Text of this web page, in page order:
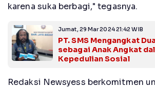
karena suka berbagi," tegasnya.
Jumat, 29 Mar 2024 21:42 WIB
PT. SMS Mengangkat
sebagai Anak Angkat
Kepedulian Sosial
Redaksi Newsyess berkomitmen